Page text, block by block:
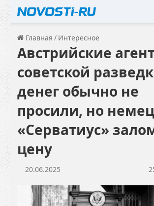
Главная / Интересное
Австрийские
советской
денег обычно не
просили, но немец
«Серватиус»
цену
20.06.2025